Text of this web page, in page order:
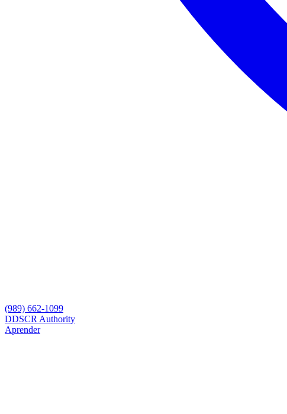
(989) 662-1099
DDSCR Authority
Aprender